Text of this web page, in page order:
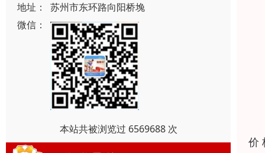
地址：
苏州市东环路向阳桥堍
微信：
本站共被浏览过 6569688 次
价